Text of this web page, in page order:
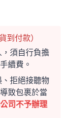
到付款）
須自行負擔
續費。
、拒絕接聽物
致包裹於當
司不予辦理